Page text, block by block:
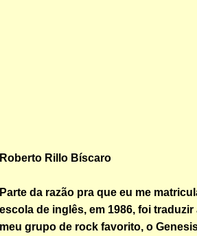
Roberto Rillo Bíscaro
Parte da razão pra que eu me
escola de inglês, em 1986, foi traduzir
meu grupo de rock favorito, o